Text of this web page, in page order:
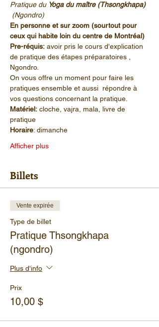
Pratique du Yoga du maître (Thsongkhapa)
(Ngondro)
En personne et sur zoom (sourtout pour
ceux qui habite loin du centre de Montréal)
Pre-réquis: avoir pris le cours d'explication
de pratique des étapes préparatoires ,
Ngondro.
On vous offre un moment pour faire les
pratiques ensemble et aussi  répondre à
vos questions concernant la pratique.
Matériel: cloche, vajra, mala, livre de
pratique
Horaire: dimanche
Afficher plus
Billets
Vente expirée
Type de billet
Pratique Thsongkhapa
(ngondro)
Plus d'info
Prix
10,00 $